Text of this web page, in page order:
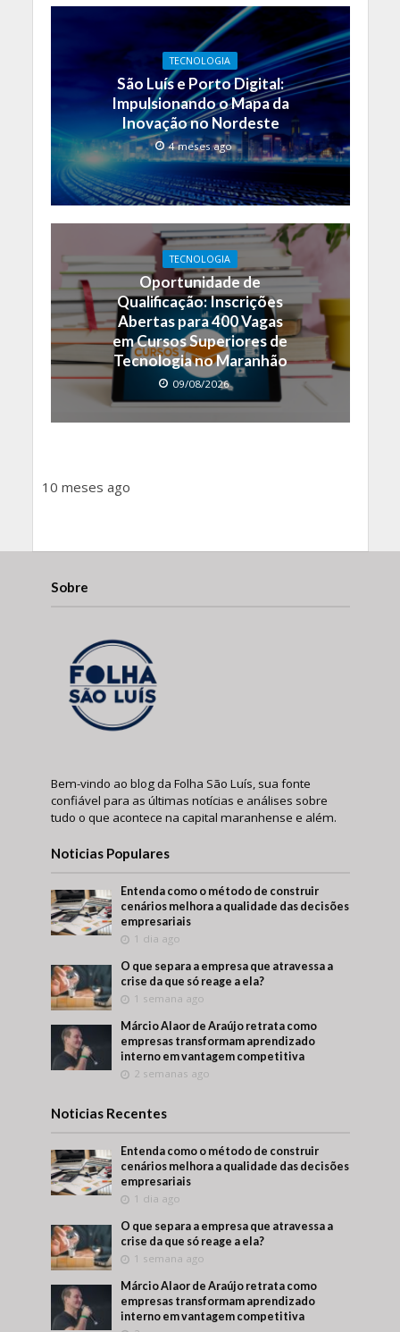
TECNOLOGIA
São Luís e Porto Digital:
Impulsionando o Mapa da
Inovação no Nordeste
4 meses ago
TECNOLOGIA
Oportunidade de
Qualificação: Inscrições
Abertas para 400 Vagas
em Cursos Superiores de
Tecnologia no Maranhão
09/08/2026
10 meses ago
Sobre
Bem-vindo ao blog da Folha São Luís, sua fonte
confiável para as últimas notícias e análises sobre
tudo o que acontece na capital maranhense e além.
Noticias Populares
Entenda como o método de construir
cenários melhora a qualidade das decisões
empresariais
1 dia ago
O que separa a empresa que atravessa a
crise da que só reage a ela?
1 semana ago
Márcio Alaor de Araújo retrata como
empresas transformam aprendizado
interno em vantagem competitiva
2 semanas ago
Noticias Recentes
Entenda como o método de construir
cenários melhora a qualidade das decisões
empresariais
1 dia ago
O que separa a empresa que atravessa a
crise da que só reage a ela?
1 semana ago
Márcio Alaor de Araújo retrata como
empresas transformam aprendizado
interno em vantagem competitiva